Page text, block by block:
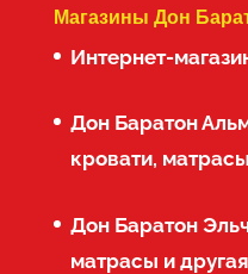
Магазины Дон
Интернет-
Дон Баратон
кровати,
Дон Баратон
матрасы и